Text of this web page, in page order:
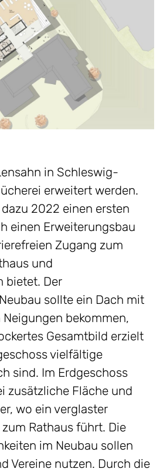
in Schleswig-
erweitert werden.
2022 einen ersten
einen Erweiterungsbau
Zugang zum
und
bietet. Der
sollte ein Dach mit
bekommen,
Gesamtbild erzielt
vielfältige
sind. Im Erdgeschoss
zusätzliche Fläche und
wo ein verglaster
Rathaus führt. Die
im Neubau sollen
Vereine nutzen. Durch die